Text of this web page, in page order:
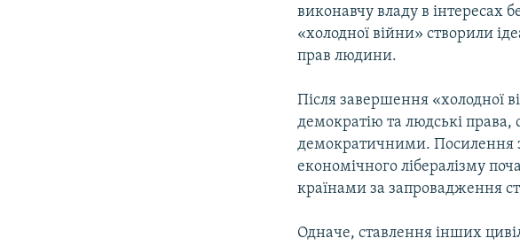
виконавчу владу в інтересах
«холодної війни» створили
прав людини.
Після завершення «холодної
демократію та людські
демократичними. Посилення
економічного лібералізму
країнами за запровадження
Одначе, ставлення інших